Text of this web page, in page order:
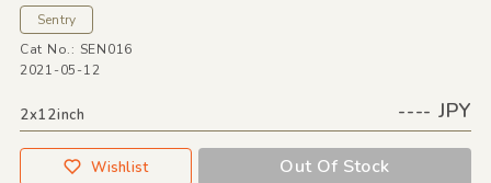
Sentry
Cat No.: SEN016
2021-05-12
2x12inch ---- JPY
Wishlist Out Of Stock